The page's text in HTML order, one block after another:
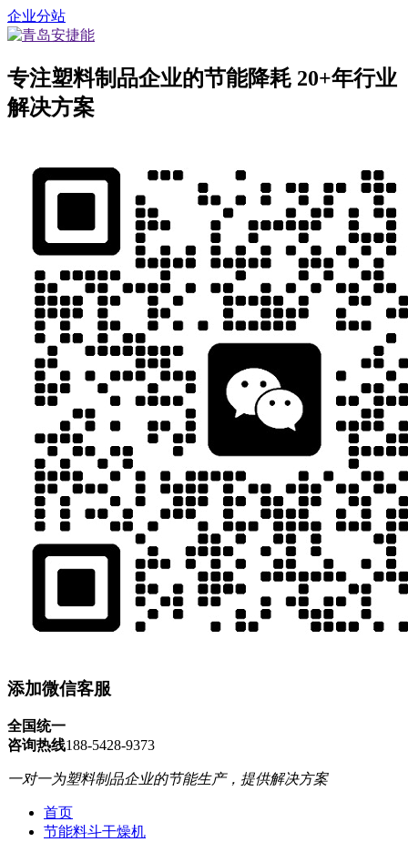
企业分站
专注塑料制品企业的节能降耗 20+年行业
解决方案
添加微信客服
全国统一
咨询热线188-5428-9373
一对一为塑料制品企业的节能生产，提供解决方案
首页
节能料斗干燥机